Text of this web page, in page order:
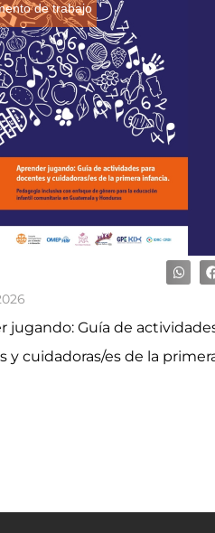
de trabajo
jugando: Guía de
y cuidadoras/es de la